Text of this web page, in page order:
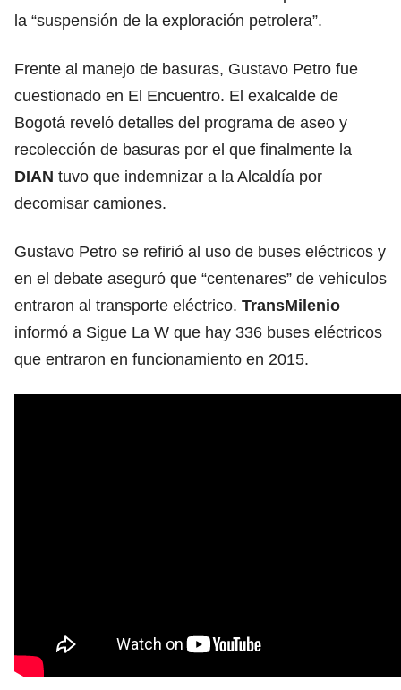
la “suspensión de la exploración petrolera”.
Frente al manejo de basuras, Gustavo Petro fue
cuestionado en El Encuentro. El exalcalde de
Bogotá reveló detalles del programa de aseo y
recolección de basuras por el que finalmente la
DIAN tuvo que indemnizar a la Alcaldía por
decomisar camiones.
Gustavo Petro se refirió al uso de buses eléctricos y
en el debate aseguró que “centenares” de vehículos
entraron al transporte eléctrico. TransMilenio
informó a Sigue La W que hay 336 buses eléctricos
que entraron en funcionamiento en 2015.